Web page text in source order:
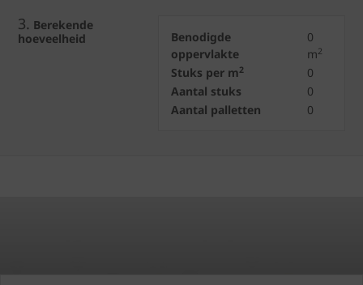
3. Berekende
hoeveelheid
Benodigde
oppervlakte
0
m2
Stuks per m2
0
Aantal stuks
0
Aantal palletten
0